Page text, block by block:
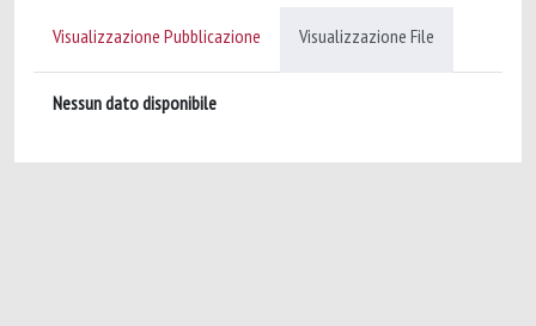
Visualizzazione Pubblicazione Visualizzazione File
Nessun dato disponibile